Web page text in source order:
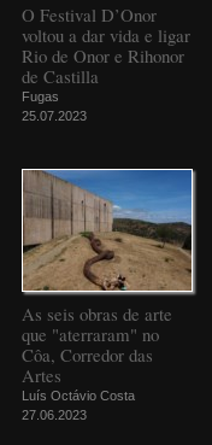
O Festival D’Onor
voltou a dar vida e ligar
Rio de Onor e Rihonor
de Castilla
Fugas
25.07.2023
As seis obras de arte
que "aterraram" no
Côa, Corredor das
Artes
Luís Octávio Costa
27.06.2023